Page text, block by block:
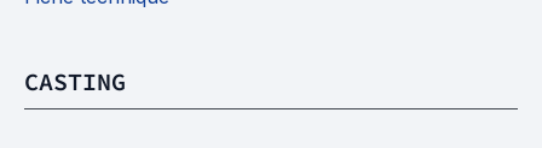
CASTING